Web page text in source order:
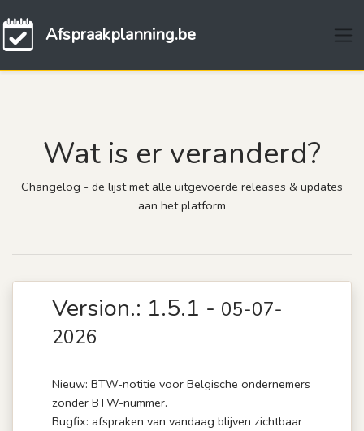
Afspraakplanning.be
Wat is er veranderd?
Changelog - de lijst met alle uitgevoerde releases & updates
aan het platform
Version.: 1.5.1 - 05-07-
2026
Nieuw: BTW-notitie voor Belgische ondernemers
zonder BTW-nummer.
Bugfix: afspraken van vandaag blijven zichtbaar